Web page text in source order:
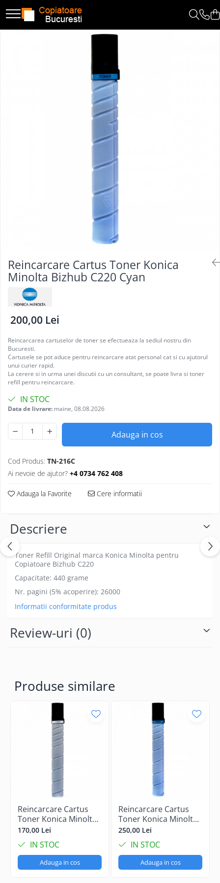
Reincarcare Cartus Toner Konica
Minolta Bizhub C220 Cyan
200,00 Lei
Reincarcarea cartuselor de toner se efectueaza la sediul nostru din
Bucuresti.
Cartusele se pot aduce pentru reincarcare atat personal cat si cu ajutorul
unui curier rapid.
La cerere si in urma unei discutii cu un consultant, se poate livra si toner
refill pentru reincarcare.
IN STOC
Data de livrare: maine, 08.08.2026
Adauga in cos
Cod Produs: TN-216C
Ai nevoie de ajutor? +4 0734 762 408
Adauga la Favorite Cere informatii
Descriere
Toner Refill Original marca Konica Minolta pentru
Copiatoare Bizhub C220
Capacitate: 440 grame
Nr. pagini (5% acoperire): 26000
Informatii conformitate produs
Review-uri (0)
Produse similare
Reincarcare Cartus
Toner Konica Minolta
Bizhub C458 Black
170,00 Lei
IN STOC
Adauga in cos
Reincarcare Cartus
Toner Konica Minolta
Bizhub C458 Cyan
250,00 Lei
IN STOC
Adauga in cos